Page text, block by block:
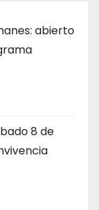
abierto
8 de